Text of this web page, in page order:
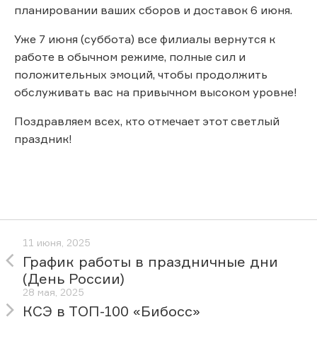
планировании ваших сборов и доставок 6 июня.
Уже 7 июня (суббота) все филиалы вернутся к
работе в обычном режиме, полные сил и
положительных эмоций, чтобы продолжить
обслуживать вас на привычном высоком уровне!
Поздравляем всех, кто отмечает этот светлый
праздник!
11 июня, 2025
График работы в праздничные дни
(День России)
28 мая, 2025
КСЭ в ТОП-100 «Бибосс»